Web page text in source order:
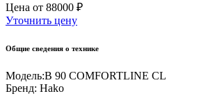
Цена от 88000 ₽
Уточнить цену
Общие сведения о технике
Модель:B 90 COMFORTLINE CL
Бренд: Hako